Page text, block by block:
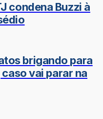
condena Buzzi à
brigando para
vai parar na